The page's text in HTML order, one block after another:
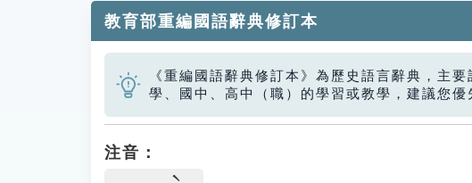
教育部重編國語辭典修訂本
《重編國語辭典修訂本》為歷史語言辭典，主
學、國中、高中（職）的學習或教學，建議您
注音：